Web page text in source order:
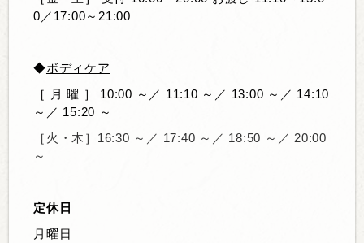
0／17:00～21:00
◆ボディケア
［ 月 曜 ］
10:00 ～／ 11:10 ～／ 13:00 ～／ 14:10
～／ 15:20 ～
［火・木］ 16:30 ～／ 17:40 ～／ 18:50 ～／ 20:00
～
定休日
月曜日